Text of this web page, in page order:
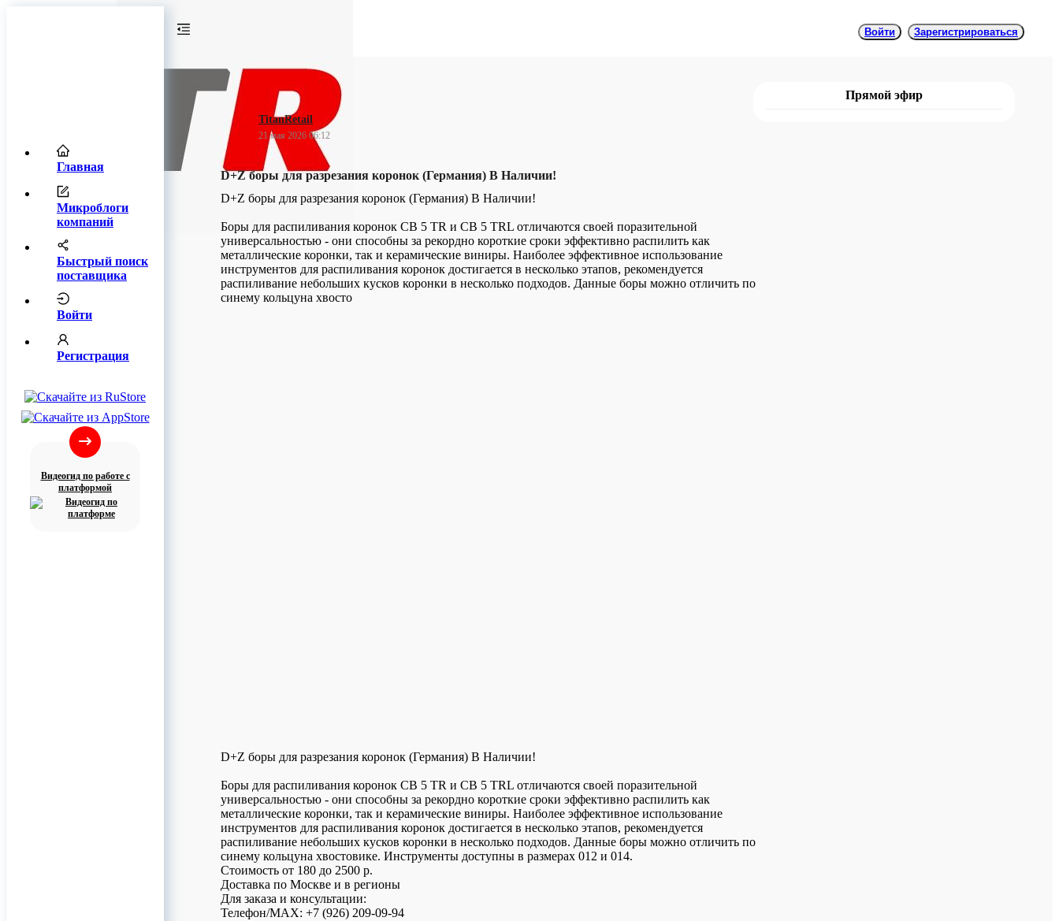
Главная
Микроблоги
компаний
Быстрый поиск
поставщика
Войти
Регистрация
Видеогид по работе с
платформой
Войти Зарегистрироваться
TitanRetail
21 мая 2026 06:12
D+Z боры для разрезания коронок (Германия) В Наличии!
D+Z боры для разрезания коронок (Германия) В Наличии!
Боры для распиливания коронок CB 5 TR и CB 5 TRL отличаются своей поразительной
универсальностью - они способны за рекордно короткие сроки эффективно распилить как
металлические коронки, так и керамические виниры. Наиболее эффективное использование
инструментов для распиливания коронок достигается в несколько этапов, рекомендуется
распиливание небольших кусков коронки в несколько подходов. Данные боры можно отличить по
синему кольцуна хвосто
D+Z боры для разрезания коронок (Германия) В Наличии!
Боры для распиливания коронок CB 5 TR и CB 5 TRL отличаются своей поразительной
универсальностью - они способны за рекордно короткие сроки эффективно распилить как
металлические коронки, так и керамические виниры. Наиболее эффективное использование
инструментов для распиливания коронок достигается в несколько этапов, рекомендуется
распиливание небольших кусков коронки в несколько подходов. Данные боры можно отличить по
синему кольцуна хвостовике. Инструменты доступны в размерах 012 и 014.
Стоимость от 180 до 2500 р.
Доставка по Москве и в регионы
Для заказа и консультации:
Телефон/МАХ: +7 (926) 209-09-94
Прямой эфир